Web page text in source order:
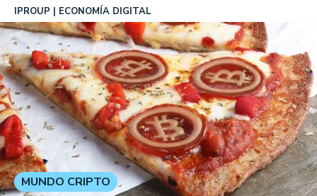
IPROUP ECONOMÍA DIGITAL
MUNDO CRIPTO